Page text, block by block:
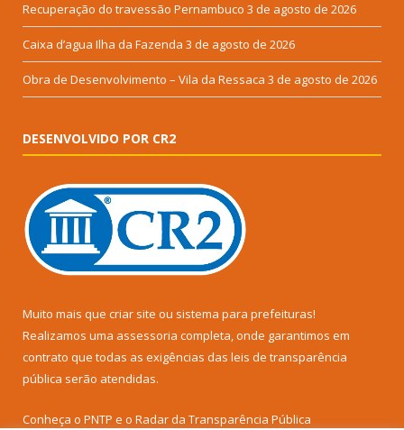
Recuperação do travessão Pernambuco 3 de agosto de 2026
Caixa d’agua Ilha da Fazenda 3 de agosto de 2026
Obra de Desenvolvimento – Vila da Ressaca 3 de agosto de 2026
DESENVOLVIDO POR CR2
Muito mais que criar site ou sistema para prefeituras!
Realizamos uma assessoria completa, onde garantimos em
contrato que todas as exigências das leis de transparência
pública serão atendidas.
Conheça o PNTP e o Radar da Transparência Pública